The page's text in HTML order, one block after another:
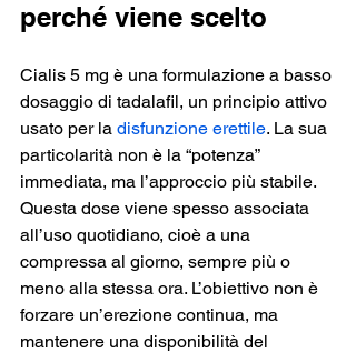
perché viene scelto
Cialis 5 mg è una formulazione a basso
dosaggio di tadalafil, un principio attivo
usato per la disfunzione erettile. La sua
particolarità non è la “potenza”
immediata, ma l’approccio più stabile.
Questa dose viene spesso associata
all’uso quotidiano, cioè a una
compressa al giorno, sempre più o
meno alla stessa ora. L’obiettivo non è
forzare un’erezione continua, ma
mantenere una disponibilità del